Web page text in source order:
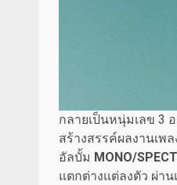
กลายเป็นหนุ่มเลข 3
สร้างสรรค์ผลงานเพ
อัลบั้ม MONO/
แตกต่างแต่ลงตัว ผ่า